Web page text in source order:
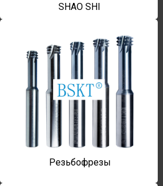
SHAO SHI
Резьбофрезы